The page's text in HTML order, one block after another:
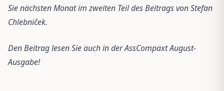
Sie nächsten Monat im zweiten Teil des Beitrags von Stefan
Chlebniček.
Den Beitrag lesen Sie auch in der AssCompaxt August-
Ausgabe!